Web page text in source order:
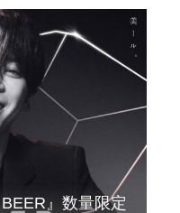
』数量限定